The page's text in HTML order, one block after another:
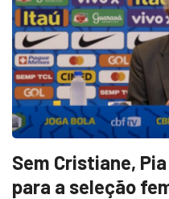
Sem Cristiane,
para a seleção